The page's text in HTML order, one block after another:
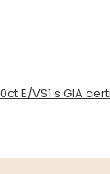
E/VS1 s GIA